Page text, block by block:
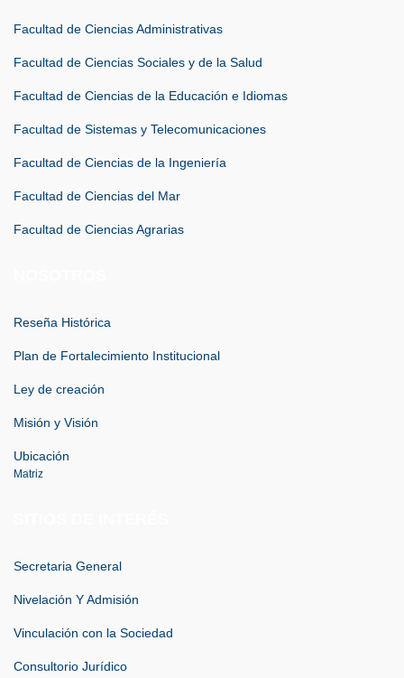
Facultad de Ciencias Administrativas
Facultad de Ciencias Sociales y de la Salud
Facultad de Ciencias de la Educación e Idiomas
Facultad de Sistemas y Telecomunicaciones
Facultad de Ciencias de la Ingeniería
Facultad de Ciencias del Mar
Facultad de Ciencias Agrarias
Reseña Histórica
Plan de Fortalecimiento Institucional
Ley de creación
Misión y Visión
Ubicación
Matriz
Secretaria General
Nivelación Y Admisión
Vinculación con la Sociedad
Consultorio Jurídico